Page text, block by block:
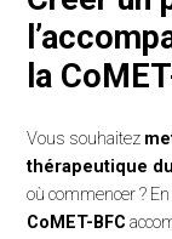
la
Vous souhaitez
thérapeutique
où commencer ?
CoMET-BFC